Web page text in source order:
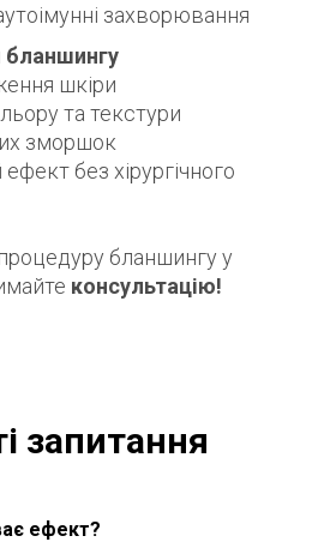
захворювання
бланшингу
шкіри
та текстури
зморшок
без хірургічного
бланшингу у
консультацію!
запитання
ефект?